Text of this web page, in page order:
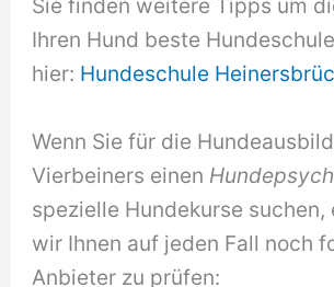
Sie finden weitere Tipps um
Ihren Hund beste
hier: Hundeschule
Wenn Sie für die
Vierbeiners einen
spezielle Hundekurse suchen,
wir Ihnen auf jeden Fall noch
Anbieter zu prüfen: